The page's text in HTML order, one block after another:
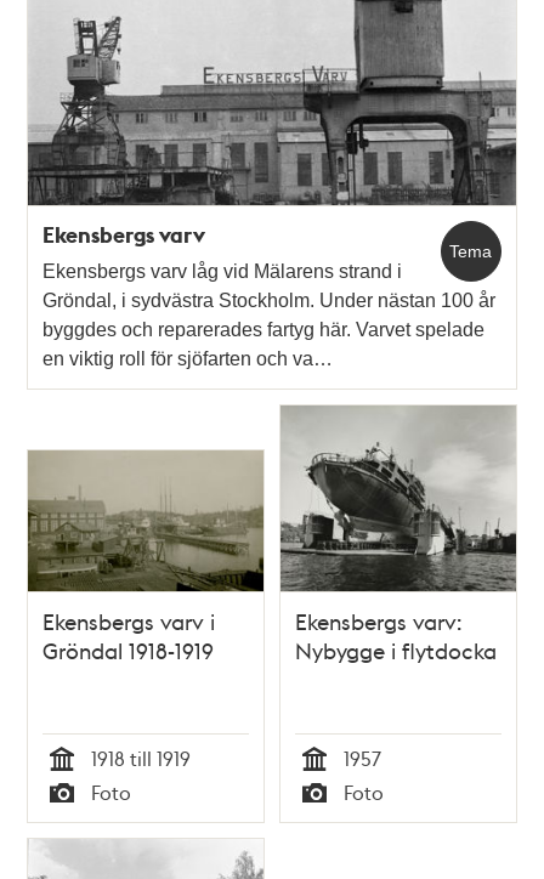
Tema
Ekensbergs varv
Ekensbergs varv låg vid Mälarens strand i
Gröndal, i sydvästra Stockholm. Under nästan 100 år
byggdes och reparerades fartyg här. Varvet spelade
en viktig roll för sjöfarten och va…
Ekensbergs varv i
Gröndal 1918-1919
Tid
1918 till 1919
Typ
Foto
Ekensbergs varv:
Nybygge i flytdocka
Tid
1957
Typ
Foto